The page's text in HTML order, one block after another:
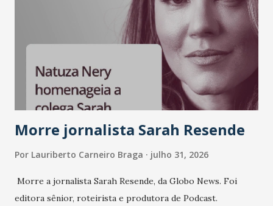
Morre jornalista Sarah Resende
Por Lauriberto Carneiro Braga julho 31, 2026
Morre a jornalista Sarah Resende, da Globo News. Foi
editora sênior, roteirista e produtora de Podcast.